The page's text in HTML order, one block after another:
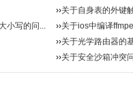
››关于自身表的外键
小写的问... ››关于ios中编译
››关于光学路由器的
››关于安全沙箱冲突